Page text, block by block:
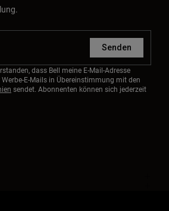
Senden
dass Bell meine E-Mail-Adresse
E-Mails in Übereinstimmung mit den
sendet. Abonnenten können sich jederzeit